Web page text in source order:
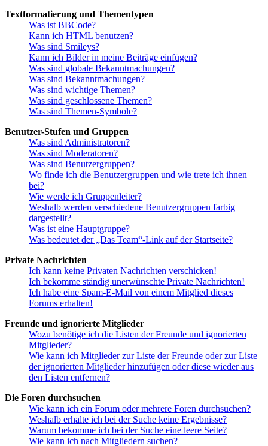
Textformatierung und Thementypen
Was ist BBCode?
Kann ich HTML benutzen?
Was sind Smileys?
Kann ich Bilder in meine Beiträge einfügen?
Was sind globale Bekanntmachungen?
Was sind Bekanntmachungen?
Was sind wichtige Themen?
Was sind geschlossene Themen?
Was sind Themen-Symbole?
Benutzer-Stufen und Gruppen
Was sind Administratoren?
Was sind Moderatoren?
Was sind Benutzergruppen?
Wo finde ich die Benutzergruppen und wie trete ich ihnen
bei?
Wie werde ich Gruppenleiter?
Weshalb werden verschiedene Benutzergruppen farbig
dargestellt?
Was ist eine Hauptgruppe?
Was bedeutet der „Das Team“-Link auf der Startseite?
Private Nachrichten
Ich kann keine Privaten Nachrichten verschicken!
Ich bekomme ständig unerwünschte Private Nachrichten!
Ich habe eine Spam-E-Mail von einem Mitglied dieses
Forums erhalten!
Freunde und ignorierte Mitglieder
Wozu benötige ich die Listen der Freunde und ignorierten
Mitglieder?
Wie kann ich Mitglieder zur Liste der Freunde oder zur Liste
der ignorierten Mitglieder hinzufügen oder diese wieder aus
den Listen entfernen?
Die Foren durchsuchen
Wie kann ich ein Forum oder mehrere Foren durchsuchen?
Weshalb erhalte ich bei der Suche keine Ergebnisse?
Warum bekomme ich bei der Suche eine leere Seite?
Wie kann ich nach Mitgliedern suchen?